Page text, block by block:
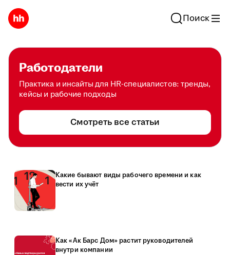
Поиск
Работодатели
Практика и инсайты для HR-специалистов: тренды,
кейсы и рабочие подходы
Смотреть все статьи
Какие бывают виды рабочего времени и как
вести их учёт
Как «Ак Барс Дом» растит руководителей
внутри компании